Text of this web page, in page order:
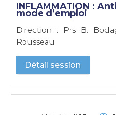
INFLAMMATION :
mode d’emploi
Direction : Prs B.
Rousseau
Détail session